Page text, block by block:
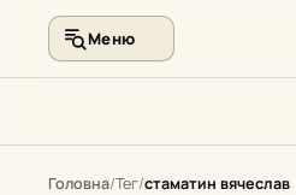
Меню
Головна/Тег/стаматин вячеслав